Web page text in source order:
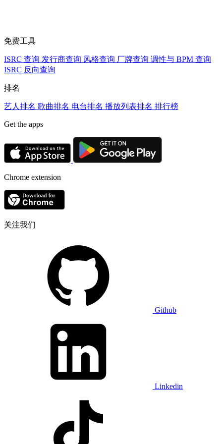
免费工具
ISRC 查询 发行商查询 风格查询 厂牌查询 调性与 BPM 查询
ISRC 反向查询
排名
艺人排名 歌曲排名 电台排名 播放列表排名 排行榜
Get the apps
Chrome extension
关注我们
Github
Linkedin